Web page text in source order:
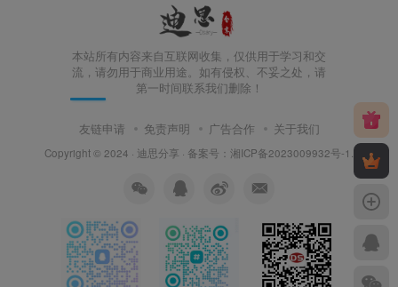
本站所有内容来自互联网收集，仅供用于学习和交
流，请勿用于商业用途。如有侵权、不妥之处，请
第一时间联系我们删除！
友链申请 免责声明 广告合作 关于我们
Copyright © 2024 · 迪思分享 · 备案号： 湘ICP备2023009932号-1